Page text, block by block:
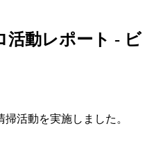
活動レポート - ビ
活動を実施しました。